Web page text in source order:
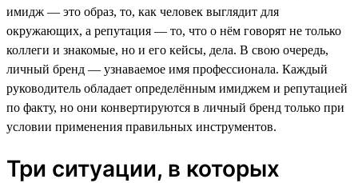
имидж — это образ, то, как человек выглядит для
окружающих, а репутация — то, что о нём говорят не только
коллеги и знакомые, но и его кейсы, дела. В свою очередь,
личный бренд — узнаваемое имя профессионала. Каждый
руководитель обладает определённым имиджем и репутацией
по факту, но они конвертируются в личный бренд только при
условии применения правильных инструментов.
Три ситуации, в которых